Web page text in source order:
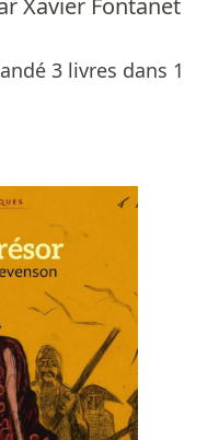
3 livres dans 1